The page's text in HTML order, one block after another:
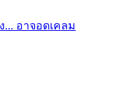
อาจอดเคลม